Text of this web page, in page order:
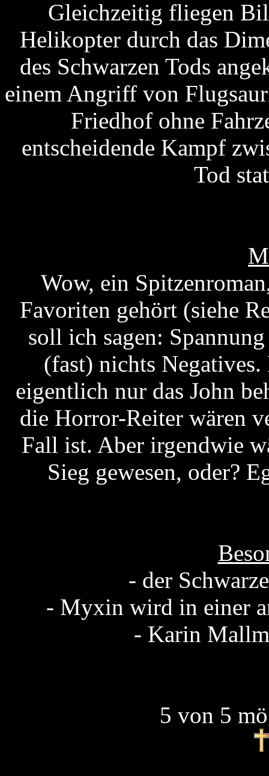
Gleichzeitig fliegen
Helikopter durch das
des Schwarzen Tods
einem Angriff von
Friedhof ohne
entscheidende Kampf
Tod
Wow, ein
Favoriten gehört (siehe
soll ich sagen:
(fast) nichts
eigentlich nur das John
die Horror-Reiter wären
Fall ist. Aber irgendwie
Sieg gewesen, oder?
- der
- Myxin wird in einer
- Karin
5 von 5